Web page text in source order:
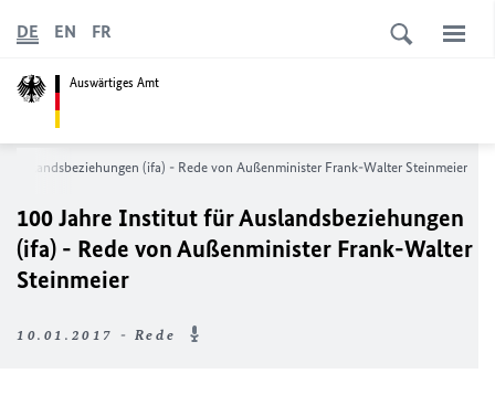
Auswärtiges Amt
DE EN FR
Auslandsbeziehungen (ifa) - Rede von Außenminister Frank-Walter Steinmeier
100 Jahre Institut für Auslandsbeziehungen
(ifa) - Rede von Außenminister Frank-Walter
Steinmeier
10.01.2017 - Rede